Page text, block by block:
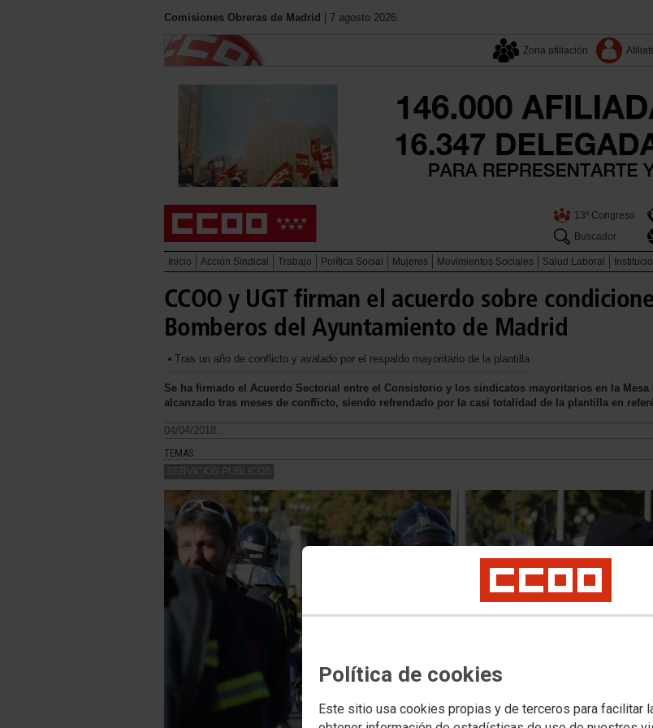
Política de cookies
Este sitio usa cookies propias y de terceros para facilitar
Comisiones Obreras de Madrid | 7 agosto 2026.
Zona afiliación
13º Congreso
Buscador
Inicio Acción Sindical Trabajo Política Social Mujeres Movimientos Sociales Salud Laboral
CCOO y UGT firman el acuerdo sobre
Bomberos del Ayuntamiento de Madrid
Tras un año de conflicto y avalado por el respaldo mayoritario de la plantilla
Se ha firmado el Acuerdo Sectorial entre el Consistorio y los sindicatos mayoritarios en la
alcanzado tras meses de conflicto, siendo refrendado por la casi totalidad de la plantilla en
04/04/2018.
TEMAS
SERVICIOS PUBLICOS